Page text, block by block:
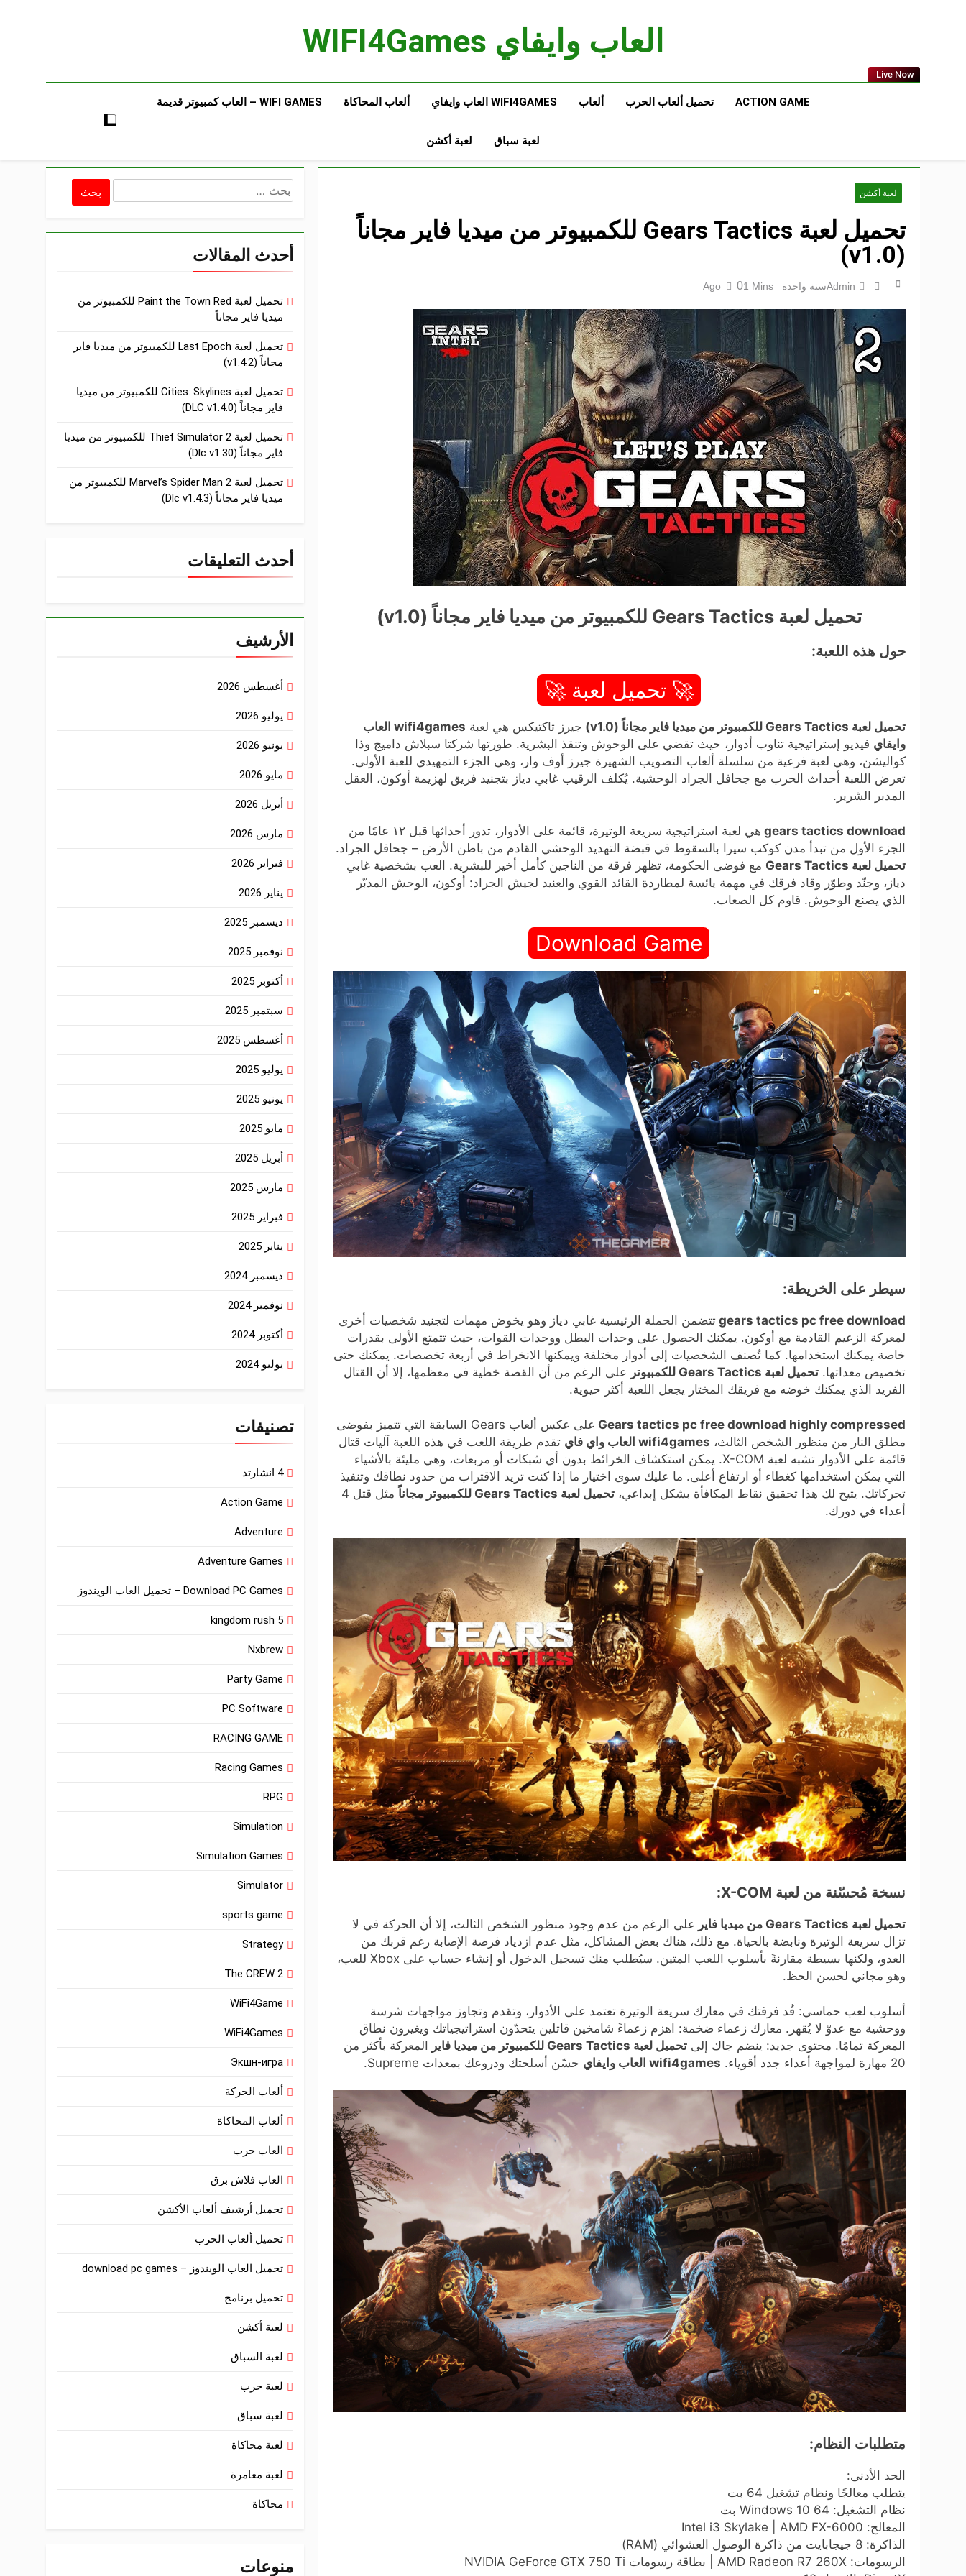
العاب وايفاي WIFI4Games
Live Now
ACTION GAME تحميل ألعاب الحرب ألعاب WIFI4GAMES العاب وايفاي ألعاب المحاكاة WIFI GAMES​ – العاب كمبيوتر قديمة​
لعبة سباق لعبة أكشن
لعبة أكشن
تحميل لعبة Gears Tactics للكمبيوتر من ميديا فاير مجاناً
(v1.0)
Adminسنة واحدة Ago 01 Mins
تحميل لعبة Gears Tactics للكمبيوتر من ميديا فاير مجاناً (v1.0)
حول هذه اللعبة:
🚀 تحميل لعبة 🚀
تحميل لعبة Gears Tactics للكمبيوتر من ميديا فاير مجاناً (v1.0) جيرز تاكتيكس هي لعبة
wifi4games العاب
وايفاي فيديو إستراتيجية تناوب أدوار، حيث تقضي على الوحوش وتنقذ البشرية. طورتها شركتا سبلاش داميج وذا
كواليشن، وهي لعبة فرعية من سلسلة ألعاب التصويب الشهيرة جيرز أوف وار، وهي الجزء التمهيدي للعبة الأولى.
تعرض اللعبة أحداث الحرب مع جحافل الجراد الوحشية. يُكلف الرقيب غابي دياز بتجنيد فريق لهزيمة أوكون، العقل
المدبر الشرير.
gears tactics download
هي لعبة استراتيجية سريعة الوتيرة، قائمة على الأدوار، تدور أحداثها قبل ١٢ عامًا من
الجزء الأول من تبدأ مدن كوكب سيرا بالسقوط في قبضة التهديد الوحشي القادم من باطن الأرض – جحافل الجراد.
تحميل لعبة Gears Tactics
مع فوضى الحكومة، تظهر فرقة من الناجين كأمل أخير للبشرية. العب بشخصية غابي
دياز، وجنّد وطوّر وقاد فرقك في مهمة يائسة لمطاردة القائد القوي والعنيد لجيش الجراد: أوكون، الوحش المدبّر
الذي يصنع الوحوش. قاوم كل الصعاب.
Download Game
سيطر على الخريطة:
gears tactics pc free download تتضمن الحملة الرئيسية غابي دياز وهو يخوض مهمات لتجنيد شخصيات أخرى
لمعركة الزعيم القادمة مع أوكون. يمكنك الحصول على وحدات البطل ووحدات القوات، حيث تتمتع الأولى بقدرات
خاصة يمكنك استخدامها. كما تُصنف الشخصيات إلى أدوار مختلفة ويمكنها الانخراط في أربعة تخصصات. يمكنك حتى
تخصيص معداتها. تحميل لعبة Gears Tactics للكمبيوتر
على الرغم من أن القصة خطية في معظمها، إلا أن القتال
الفريد الذي يمكنك خوضه مع فريقك المختار يجعل اللعبة أكثر حيوية.
Gears tactics pc free download highly compressed
على عكس ألعاب Gears السابقة التي تتميز بفوضى
مطلق النار من منظور الشخص الثالث، wifi4games العاب واي فاي
تقدم طريقة اللعب في هذه اللعبة آليات قتال
قائمة على الأدوار تشبه لعبة X-COM. يمكن استكشاف الخرائط بدون أي شبكات أو مربعات، وهي مليئة بالأشياء
التي يمكن استخدامها كغطاء أو ارتفاع أعلى. ما عليك سوى اختيار ما إذا كنت تريد الاقتراب من حدود نطاقك وتنفيذ
تحركاتك. يتيح لك هذا تحقيق نقاط المكافأة بشكل إبداعي، تحميل لعبة Gears Tactics للكمبيوتر مجاناً
مثل قتل 4
أعداء في دورك.
نسخة مُحسّنة من لعبة X-COM:
تحميل لعبة Gears Tactics من ميديا فاير
على الرغم من عدم وجود منظور الشخص الثالث، إلا أن الحركة في لا
تزال سريعة الوتيرة ونابضة بالحياة. مع ذلك، هناك بعض المشاكل، مثل عدم ازدياد فرصة الإصابة رغم قربك من
العدو، ولكنها بسيطة مقارنةً بأسلوب اللعب المتين. سيُطلب منك تسجيل الدخول أو إنشاء حساب على Xbox للعب،
وهو مجاني لحسن الحظ.
أسلوب لعب حماسي: قُد فرقتك في معارك سريعة الوتيرة تعتمد على الأدوار، وتقدم وتجاوز مواجهات شرسة
ووحشية مع عدوّ لا يُقهر. معارك زعماء ضخمة: اهزم زعماءً شامخين قاتلين يتحدّون استراتيجياتك ويغيرون نطاق
المعركة تمامًا. محتوى جديد: ينضم جاك إلى تحميل لعبة Gears Tactics للكمبيوتر من ميديا فاير
المعركة بأكثر من
20 مهارة لمواجهة أعداء جدد أقوياء.
wifi4games العاب وايفاي حسّن أسلحتك ودروعك بمعدات Supreme.
متطلبات النظام:
الحد الأدنى:
يتطلب معالجًا ونظام تشغيل 64 بت
نظام التشغيل: Windows 10 64 بت
المعالج: Intel i3 Skylake | AMD FX-6000
الذاكرة: 8 جيجابايت من ذاكرة الوصول العشوائي (RAM)
الرسومات: AMD Radeon R7 260X | بطاقة رسومات NVIDIA GeForce GTX 750 Ti
البحث
أحدث المقالات
تحميل لعبة Paint the Town Red للكمبيوتر من
ميديا فاير مجاناً
تحميل لعبة Last Epoch للكمبيوتر من ميديا فاير
مجاناً (v1.4.2)
تحميل لعبة Cities: Skylines للكمبيوتر من ميديا
فاير مجاناً (DLC v1.4.0)
تحميل لعبة Thief Simulator 2 للكمبيوتر من ميديا
فاير مجاناً (Dlc v1.30)
تحميل لعبة Marvel’s Spider Man 2 للكمبيوتر من
ميديا فاير مجاناً (Dlc v1.4.3)
أحدث التعليقات
الأرشيف
أغسطس 2026
يوليو 2026
يونيو 2026
مايو 2026
أبريل 2026
مارس 2026
فبراير 2026
يناير 2026
ديسمبر 2025
نوفمبر 2025
أكتوبر 2025
سبتمبر 2025
أغسطس 2025
يوليو 2025
يونيو 2025
مايو 2025
أبريل 2025
مارس 2025
فبراير 2025
يناير 2025
ديسمبر 2024
نوفمبر 2024
أكتوبر 2024
يوليو 2024
تصنيفات
4 انشارتد
Action Game
Adventure
Adventure Games
Download PC Games – تحميل العاب الويندوز
kingdom rush 5
Nxbrew
Party Game
PC Software
RACING GAME
Racing Games
RPG
Simulation
Simulation Games
Simulator
sports game
Strategy
The CREW 2
WiFi4Game
WiFi4Games
Экшн-игра
ألعاب الحركة
ألعاب المحاكاة
العاب حرب
العاب فلاش برق
تحميل أرشيف ألعاب الأكشن
تحميل ألعاب الحرب
تحميل العاب الويندوز – download pc games
تحميل برنامج
لعبة أكشن
لعبة السباق
لعبة حرب
لعبة سباق
لعبة محاكاة
لعبة مغامرة
محاكاة
منوعات